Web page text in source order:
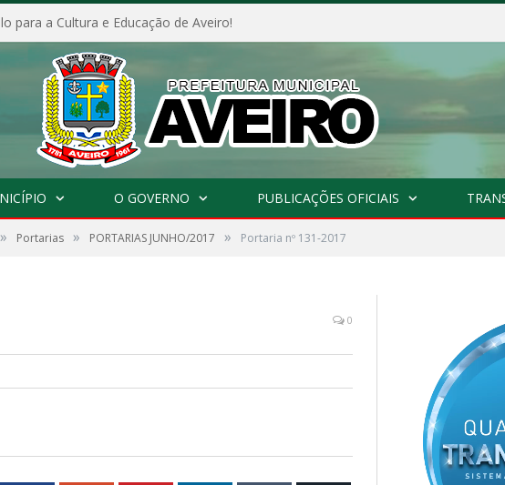
para a Cultura e Educação de Aveiro!
O GOVERNO PUBLICAÇÕES OFICIAIS
» Portarias » PORTARIAS JUNHO/2017 » Portaria nº 131-2017
0